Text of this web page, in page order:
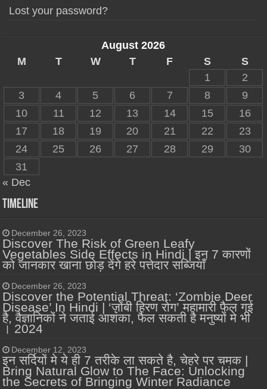
Lost your password?
August 2026
M
T W T F S
S
1
2
3
4 5 6 7 8
9
10
11 12 13 14 15
16
17
18 19 20 21 22
23
24
25 26 27 28 29
30
31
« Dec
Timeline
December 26, 2023
Discover The Risk of Green Leafy
Vegetables Side Effects in Hindi | इन 7 कारणों
को जानकार खाना छोड़ देंगे हरे पत्तेदार सब्जियाँ
December 26, 2023
Discover the Potential Threat: ‘Zombie Deer
Disease’ In Hindi | ‘ज़ोंबी हिरण रोग’ महामारी फैल गई
है, वैज्ञानिकों ने जताई आशंका, फैल सकती है मनुष्यों मे भी
। 2024
December 12, 2023
इन सर्दियों मे ये ही 7 तरीके ला सकते है, चेहरे पर चमक |
Bring Natural Glow to The Face: Unlocking
the Secrets of Bringing Winter Radiance